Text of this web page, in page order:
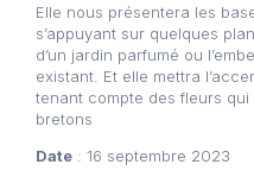
Elle nous présentera les
s’appuyant sur quelques
d’un jardin parfumé ou
existant. Et elle mettra
tenant compte des fleurs
bretons
Date : 16 septembre 2023